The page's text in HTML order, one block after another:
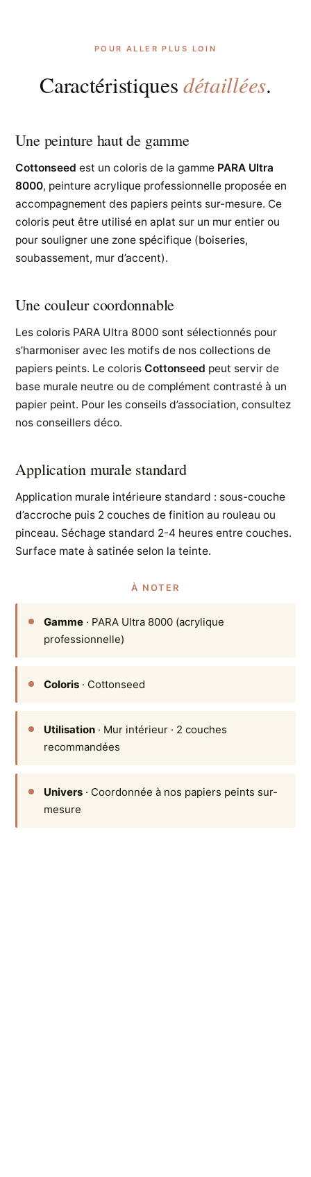
POUR ALLER PLUS LOIN
Caractéristiquesdétaillées.
Une peinture haut de gamme
Cottonseed est un coloris de la gamme PARA Ultra
8000, peinture acrylique professionnelle proposée en
accompagnement des papiers peints sur-mesure. Ce
coloris peut être utilisé en aplat sur un mur entier ou
pour souligner une zone spécifique (boiseries,
soubassement, mur d’accent).
Une couleur coordonnable
Les coloris PARA Ultra 8000 sont sélectionnés pour
s’harmoniser avec les motifs de nos collections de
papiers peints. Le colorisCottonseed peut servir de
base murale neutre ou de complément contrasté à un
papier peint. Pour les conseils d’association, consultez
nos conseillers déco.
Application murale standard
Application murale intérieure standard : sous-couche
d’accroche puis 2 couches de finition au rouleau ou
pinceau. Séchage standard 2-4 heures entre couches.
Surface mate à satinée selon la teinte.
À NOTER
Gamme · PARA Ultra 8000 (acrylique
professionnelle)
Coloris · Cottonseed
Utilisation · Mur intérieur · 2 couches
recommandées
Univers · Coordonnée à nos papiers peints sur-
mesure